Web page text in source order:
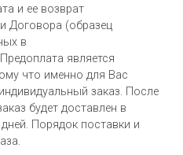
и ее возврат
Договора (образец
в
является
что именно для Вас
заказ. После
будет доставлен в
Порядок поставки и